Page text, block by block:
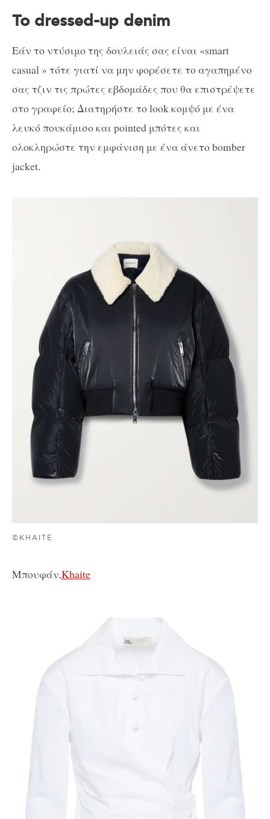
Το dressed-up denim
Εάν το ντύσιμο της δουλειάς σας είναι «smart
casual » τότε γιατί να μην φορέσετε το αγαπημένο
σας τζιν τις πρώτες εβδομάδες που θα επιστρέψετε
στο γραφείο; Διατηρήστε το look κομψό με ένα
λευκό πουκάμισο και pointed μπότες και
ολοκληρώστε την εμφάνιση με ένα άνετο bomber
jacket.
©KHAITE
Μπουφάν,Khaite